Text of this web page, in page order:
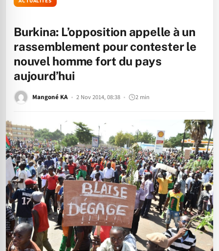
Burkina: L’opposition appelle à un
rassemblement pour contester le
nouvel homme fort du pays
aujourd’hui
Mangoné KA 2 Nov 2014, 08:38 2 min